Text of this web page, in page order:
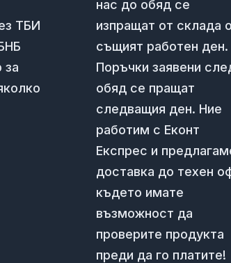
ТБИ
за
нас до обяд се
изпращат от склада
същият работен ден.
Поръчки заявени
обяд се пращат
следващия ден. Ние
работим с Еконт
Експрес и
доставка до техен
където имате
възможност да
проверите продукта
преди да го платите!